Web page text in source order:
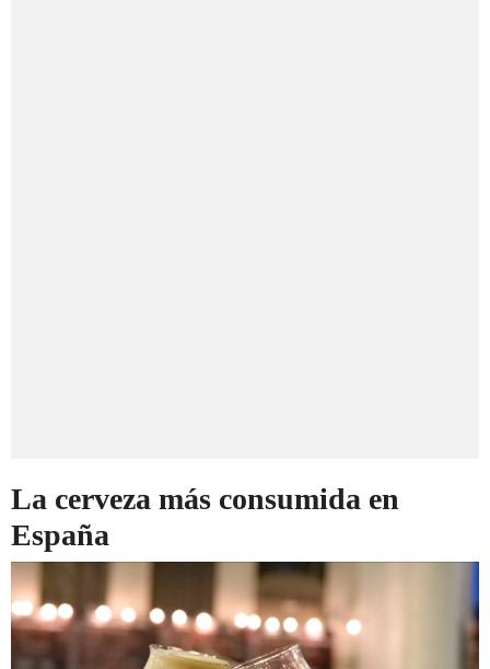
La cerveza más consumida en
España